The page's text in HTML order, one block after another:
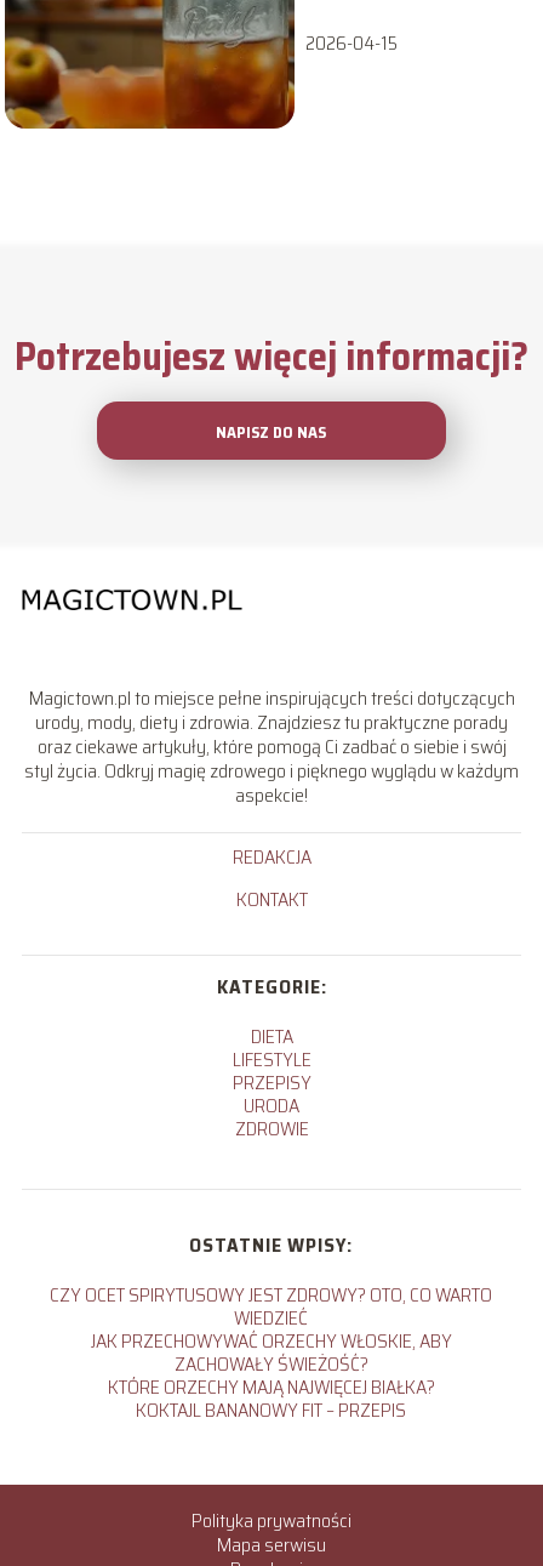
2026-04-15
Potrzebujesz więcej informacji?
NAPISZ DO NAS
Magictown.pl to miejsce pełne inspirujących treści dotyczących
urody, mody, diety i zdrowia. Znajdziesz tu praktyczne porady
oraz ciekawe artykuły, które pomogą Ci zadbać o siebie i swój
styl życia. Odkryj magię zdrowego i pięknego wyglądu w każdym
aspekcie!
REDAKCJA
KONTAKT
KATEGORIE:
DIETA
LIFESTYLE
PRZEPISY
URODA
ZDROWIE
OSTATNIE WPISY:
CZY OCET SPIRYTUSOWY JEST ZDROWY? OTO, CO WARTO
WIEDZIEĆ
JAK PRZECHOWYWAĆ ORZECHY WŁOSKIE, ABY
ZACHOWAŁY ŚWIEŻOŚĆ?
KTÓRE ORZECHY MAJĄ NAJWIĘCEJ BIAŁKA?
KOKTAJL BANANOWY FIT – PRZEPIS
Polityka prywatności
Mapa serwisu